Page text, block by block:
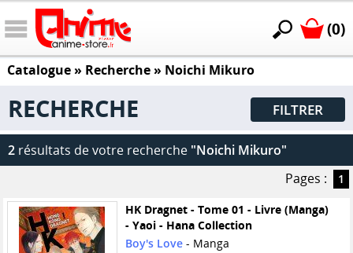
(0)
Catalogue» Recherche » Noichi Mikuro
RECHERCHE FILTRER
2 résultats de votre recherche "Noichi Mikuro"
Pages :
1
HK Dragnet - Tome 01 - Livre (Manga)
- Yaoi - Hana Collection
Boy's Love- Manga